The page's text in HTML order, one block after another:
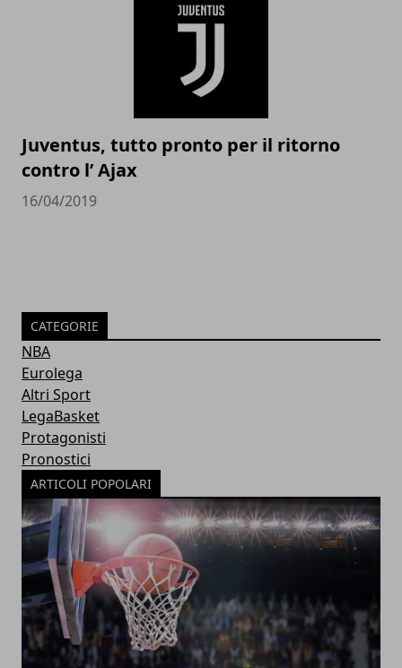
Juventus, tutto pronto per il ritorno
contro l’ Ajax
16/04/2019
CATEGORIE
NBA
Eurolega
Altri Sport
LegaBasket
Protagonisti
Pronostici
ARTICOLI POPOLARI